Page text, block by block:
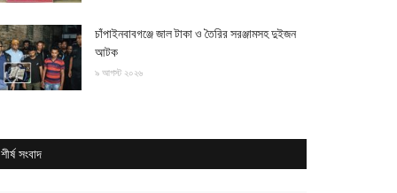
চাঁপাইনবাবগঞ্জে জাল টাকা ও তৈরির সরঞ্জামসহ দুইজন
আটক
৯ আগস্ট ২০২৬
শীর্ষ সংবাদ